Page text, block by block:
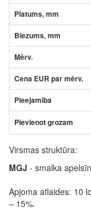
Virsmas struktūra:
MGJ - smalka
Apjoma atlaides: 10
– 15%.